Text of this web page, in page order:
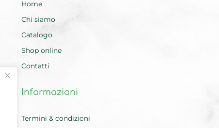
Home
Chi siamo
Catalogo
Shop online
Contatti
Informazioni
Termini & condizioni